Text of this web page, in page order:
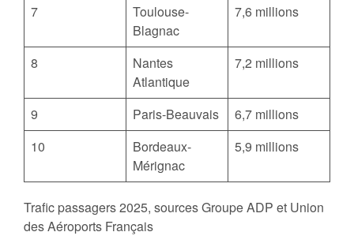
7
Toulouse-
Blagnac
7,6 millions
8
Nantes
Atlantique
7,2 millions
9 Paris-Beauvais
6,7 millions
10
Bordeaux-
Mérignac
5,9 millions
Trafic passagers 2025, sources Groupe ADP et Union
des Aéroports Français